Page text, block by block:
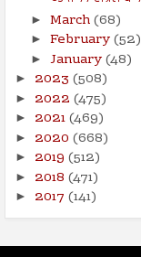
► March(68)
► February(52)
► January(48)
► 2023 (508)
► 2022 (475)
► 2021(469)
► 2020 (668)
► 2019 (512)
► 2018 (471)
► 2017 (141)